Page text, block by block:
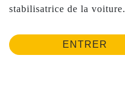
stabilisatrice de la voiture.
ENTRER